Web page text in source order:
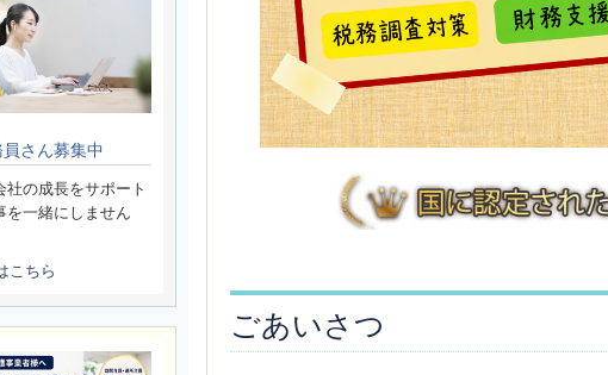
ごあいさつ
さん募集中
社の成長をサポート
を一緒にしません
こちら